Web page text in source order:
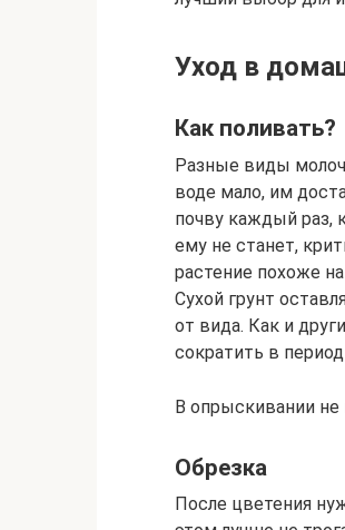
Уход в
Как поливать?
Разные виды
воде мало, им
почву каждый раз,
ему не станет,
растение похоже
Сухой грунт
от вида. Как и
сократить в
В опрыскивании
Обрезка
После цветения